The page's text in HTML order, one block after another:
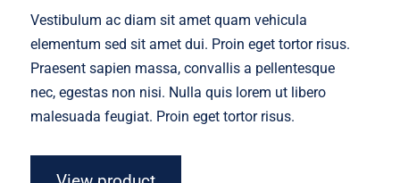
Vestibulum ac diam sit amet quam vehicula
elementum sed sit amet dui. Proin eget tortor risus.
Praesent sapien massa, convallis a pellentesque
nec, egestas non nisi. Nulla quis lorem ut libero
malesuada feugiat. Proin eget tortor risus.